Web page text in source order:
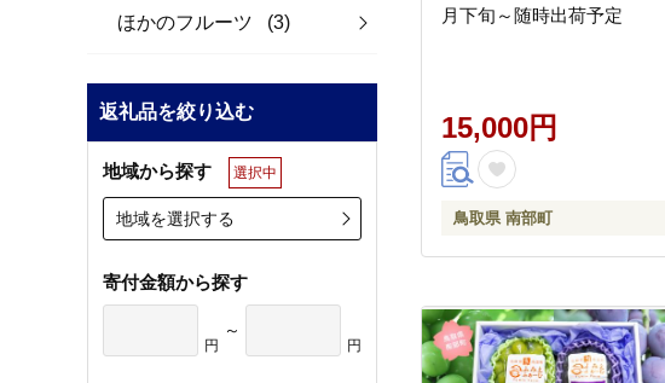
ほかのフルーツ (3)
返礼品を絞り込む
地域から探す 選択中
地域を選択する
寄付金額から探す
円
～
円
月下旬～随時出荷予定
15,000円
鳥取県 南部町